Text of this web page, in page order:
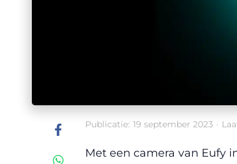
Publicatie: 19 september 2023 ·
Met een camera van Eufy